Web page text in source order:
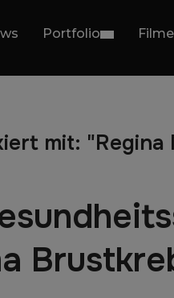
Portfolio Filme
mit: "Regina